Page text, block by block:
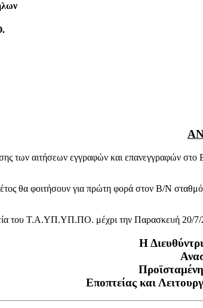
των αιτήσεων εγγραφών και επανεγγραφών
θα φοιτήσουν για πρώτη φορά στον Β/Ν
του Τ.Α.ΥΠ.ΥΠ.ΠΟ. μέχρι την Παρασκευή 20/7/
Η
Εποπτείας και